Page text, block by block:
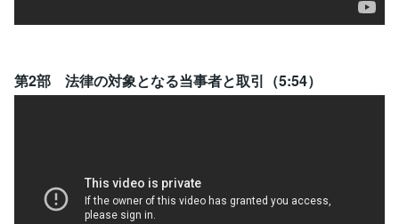
第2部 法律の対象となる当事者と取引（5:54）